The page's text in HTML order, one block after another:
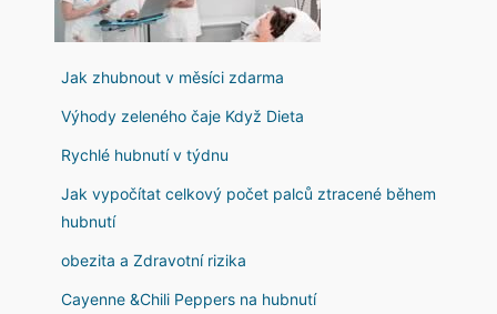
Jak zhubnout v měsíci zdarma
Výhody zeleného čaje Když Dieta
Rychlé hubnutí v týdnu
Jak vypočítat celkový počet palců ztracené během
hubnutí
obezita a Zdravotní rizika
Cayenne &Chili Peppers na hubnutí